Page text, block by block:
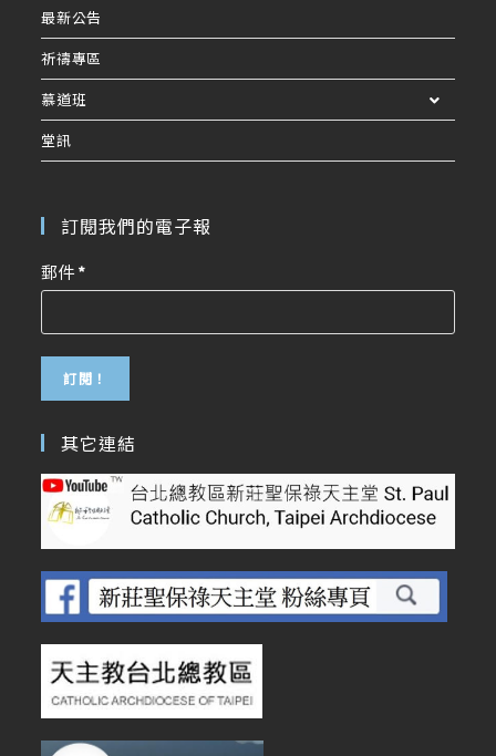
最新公告
祈禱專區
慕道班
堂訊
訂閱我們的電子報
郵件*
其它連結